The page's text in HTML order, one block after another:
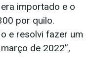
importado e o
por quilo.
e resolvi fazer um
de 2022”,